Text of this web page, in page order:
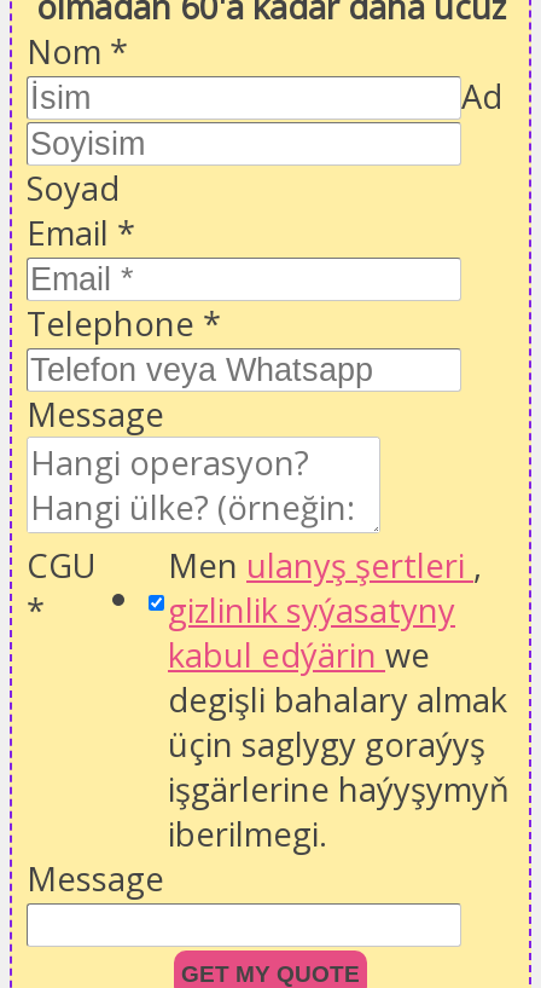
Nom *
Ad
Soyad
Email *
Telephone *
Message
CGU
*
Men ulanyş şertleri ,
gizlinlik syýasatyny
kabul edýärin we
degişli bahalary almak
üçin saglygy goraýyş
işgärlerine haýyşymyň
iberilmegi.
Message
GET MY QUOTE